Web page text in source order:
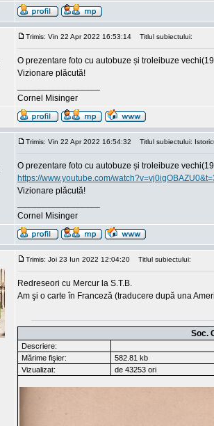
Trimis: Vin 22 Apr 2022 16:53:14 Titlul subiectului:
O prezentare foto cu autobuze și troleibuze
Vizionare plăcută!
Cornel Misinger
Trimis: Vin 22 Apr 2022 16:54:32 Titlul subiectului:
O prezentare foto cu autobuze și troleibuze
https://www.youtube.com/
Vizionare plăcută!
Cornel Misinger
Trimis: Joi 23 Iun 2022 12:04:20 Titlul subiectului:
Redreseori cu Mercur la S.T.B.
Am şi o carte în Franceză (traducere după una
Soc.
Descriere:
Mărime fişier:
582.81 kb
Vizualizat:
de 43253 ori